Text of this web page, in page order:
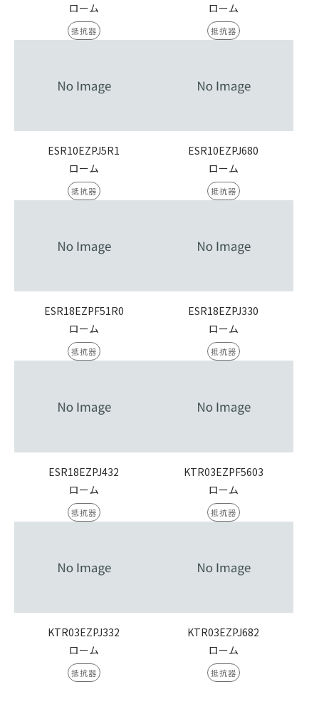
ローム
抵抗器
ローム
抵抗器
ESR10EZPJ5R1
ローム
抵抗器
ESR10EZPJ680
ローム
抵抗器
ESR18EZPF51R0
ローム
抵抗器
ESR18EZPJ330
ローム
抵抗器
ESR18EZPJ432
ローム
抵抗器
KTR03EZPF5603
ローム
抵抗器
KTR03EZPJ332
ローム
抵抗器
KTR03EZPJ682
ローム
抵抗器